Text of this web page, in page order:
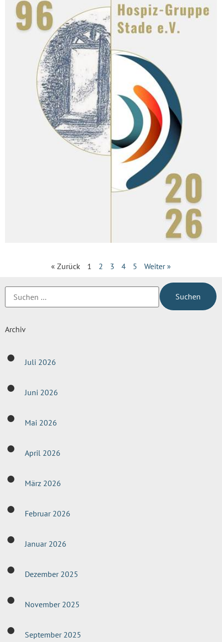
« Zurück 1 2 3 4 5 Weiter »
Archiv
Juli 2026
Juni 2026
Mai 2026
April 2026
März 2026
Februar 2026
Januar 2026
Dezember 2025
November 2025
September 2025